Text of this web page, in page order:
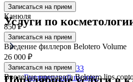
Записаться на прием
Канюля
850 ₽
Записаться на прием
Введение филлеров Belotero Volume
26 000 ₽
Записаться на прием
Введение препарата Belotero lips
Услуги по
Пилинг PRX-T33
Голливудский пилинг